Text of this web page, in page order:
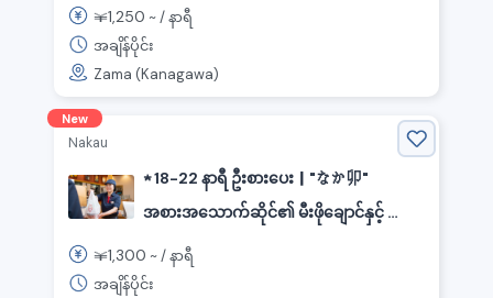
Minamirinkan Station 》
￥1,250 ~ /နာရီ
အချိန်ပိုင်း
Zama (Kanagawa)
New
Nakau
★ 18-22 နာရီ ဦးစားပေး｜"なか卯"
အစားအသောက်ဆိုင်၏ မီးဖိုချောင်နှင့် ဟော
လ်《神奈川県横浜市港北区, 綱島駅》
￥1,300 ~ /နာရီ
အချိန်ပိုင်း